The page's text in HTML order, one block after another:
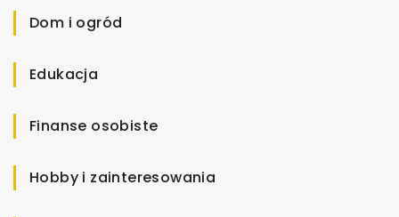
Dom i ogród
Edukacja
Finanse osobiste
Hobby i zainteresowania